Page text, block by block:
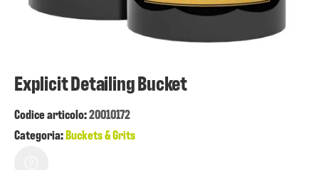
Explicit Detailing Bucket
Codice articolo:20010172
Categoria:Buckets & Grits